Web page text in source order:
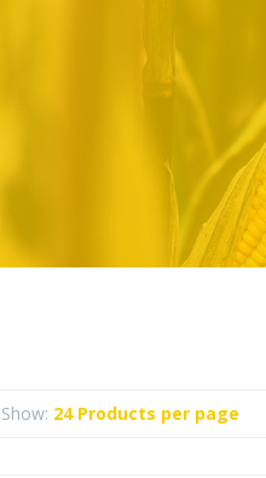
Show: 24 Products per page